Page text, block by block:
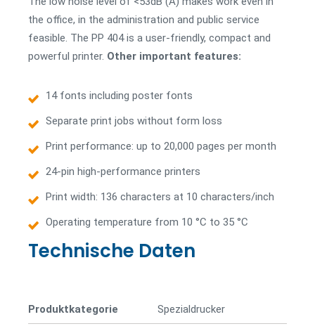
the office, in the administration and public service
feasible. The PP 404 is a user-friendly, compact and
powerful printer. Other important features:
14 fonts including poster fonts
Separate print jobs without form loss
Print performance: up to 20,000 pages per month
24-pin high-performance printers
Print width: 136 characters at 10 characters/inch
Operating temperature from 10 °C to 35 °C
Technische Daten
Produktkategorie Spezial­drucker